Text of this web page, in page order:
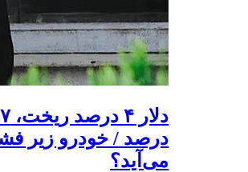
درصد / خودرو زیر
می‌آید؟